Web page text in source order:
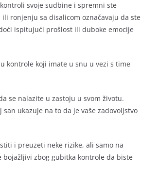
svoje sudbine i spremni ste
ronjenju sa disalicom označavaju da ste
ispitujući prošlost ili duboke emocije
kontrole koji imate u snu u vezi s time
se nalazite u zastoju u svom životu.
ukazuje na to da je vaše zadovoljstvo
i preuzeti neke rizike, ali samo na
zbog gubitka kontrole da biste